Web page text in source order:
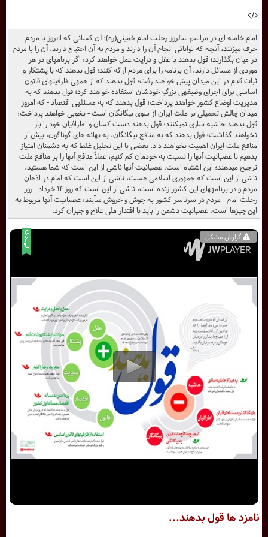
نامزد ها قول بدهند...
گزارش مشکل
امام خامنه ای در مراسم سالروز رحلت امام خمینی(ره): آن كسانى كه امروز با مردم
حرف ميزنند، آنچه كه توانائى انجام آن را دارند و مردم به آن احتياج دارند، آن را با مردم
در ميان بگذارند؛ قول بدهند با عقل و درايت عمل خواهند كرد؛ اگر برنامهاى در هر
موردى از مسائل دارند، آن برنامه را براى مردم ارائه كنند؛ قول بدهند كه با پشتكار و
ثبات قدم در اين ميدان پيش خواهند رفت؛ قول بدهند كه از همهى ظرفيتهاى قانون
اساسى براى اجراى وظيفهى بزرگِ خودشان استفاده خواهند كرد؛ قول بدهند كه به
مديريت اوضاع كشور خواهند پرداخت؛ قول بدهند كه به مسئلهى اقتصاد - كه امروز
ميدان چالش تحميلى بر ملت ايران از سوى بيگانگان است - بخوبى خواهند پرداخت؛
قول بدهند حاشيه سازى نميكنند؛ قول بدهند دست كسان و اطرافيان خود را باز
نخواهند گذاشت؛ قول بدهند كه به منافع بيگانگان، به بهانه هاى گوناگون، بيش از
منافع ملت ايران اهميت نخواهند داد. بعضى با اين تحليل غلط كه به دشمنان امتياز
بدهيم تا عصبانيت آنها را نسبت به خودمان كم كنيم، عملاً منافع آنها را بر منافع ملت
ترجيح ميدهند؛ اين اشتباه است. عصبانيت آنها ناشى از اين است كه شما هستيد،
ناشى از اين است كه جمهورى اسلامى هست، ناشى از اين است كه امام در اذهان
مردم و در برنامههاى اين كشور زنده است، ناشى از اين است كه روز ۱۴ خرداد - روز
رحلت امام - مردم در سرتاسر كشور به جوش و خروش مىآيند؛ عصبانيت آنها مربوط به
اين چيزها است. عصبانيت دشمن را بايد با اقتدار ملى علاج و جبران كرد.